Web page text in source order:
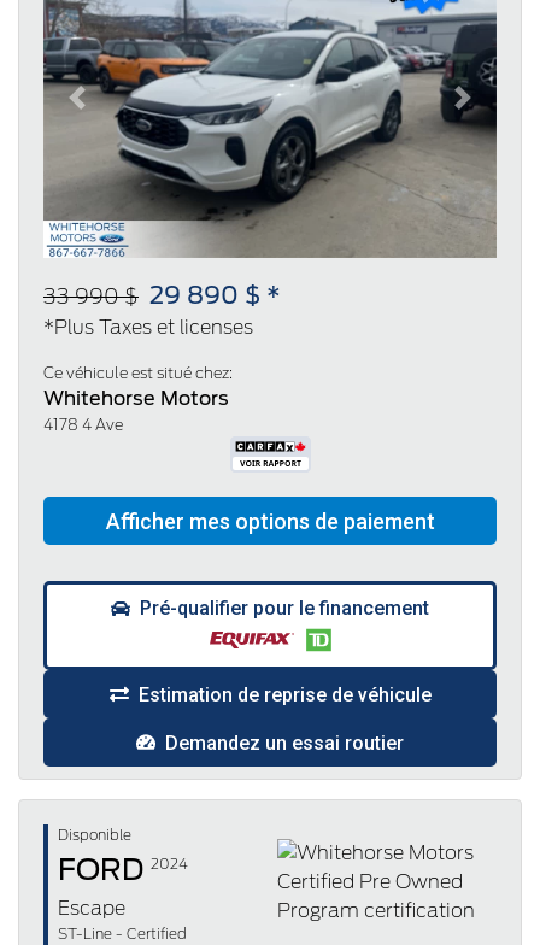
Previous Next
33 990 $ 29 890 $ *
*Plus Taxes et licenses
Ce véhicule est situé chez:
Whitehorse Motors
4178 4 Ave
Pré-qualifier pour le financement
Estimation de reprise de véhicule
Demandez un essai routier
Disponible
FORD 2024
Escape
ST-Line - Certified